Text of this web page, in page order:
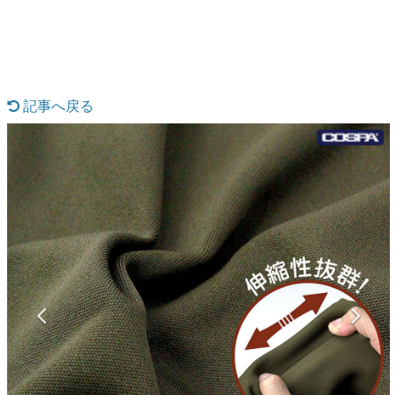
なんでゲームは面白い？
ゲーム開発者・hamatsu氏がゲームの魅力を画面や操作の
具体的な形から解き明かしていく、硬派で骨太な評論連載
です。
ゲームが変えた日本語
「経験値」「裏技」「ラスボス」… ゲームにまつわる言葉
の起源や用法の変遷を、コンピューター文化史研究家・タ
イニーP氏が徹底調査。
カテゴリ
特集記事
マンガ
記事へ戻る